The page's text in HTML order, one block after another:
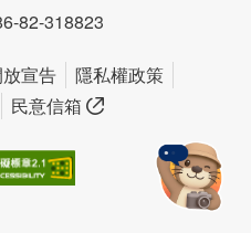
82-318823
宣告
隱私權政策
民意信箱